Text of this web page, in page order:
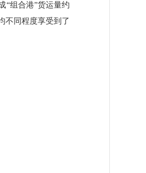
“组合港”货运量约
不同程度享受到了